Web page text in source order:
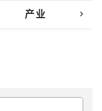
产业 创新
chevron_right